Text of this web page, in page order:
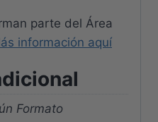
parte del Área
información aquí
Formato